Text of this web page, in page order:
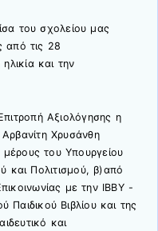
του σχολείου μας
από τις 28
και την
Αξιολόγησης η
Χρυσάνθη
του Υπουργείου
και Πολιτισμού, β)από
με την ΙΒΒΥ -
Βιβλίου και της
και